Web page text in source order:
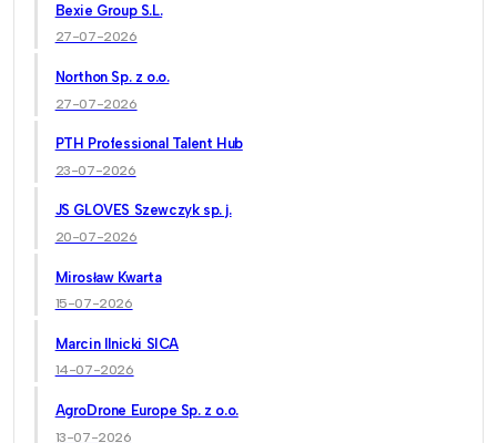
Bexie Group S.L.
27-07-2026
Northon Sp. z o.o.
27-07-2026
PTH Professional Talent Hub
23-07-2026
JS GLOVES Szewczyk sp. j.
20-07-2026
Mirosław Kwarta
15-07-2026
Marcin Ilnicki SICA
14-07-2026
AgroDrone Europe Sp. z o.o.
13-07-2026